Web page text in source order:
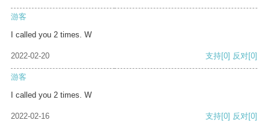
游客
I called you 2 times. W
2022-02-20 支持[0] 反对[0]
游客
I called you 2 times. W
2022-02-16 支持[0] 反对[0]